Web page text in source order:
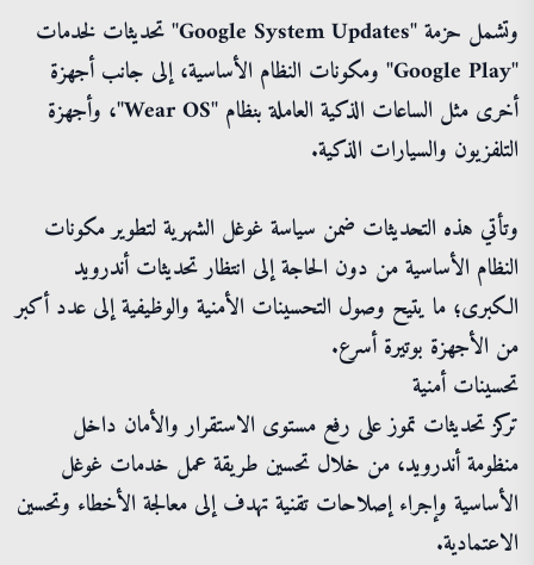
وتشمل حزمة "Google System Updates" تحديثات لخدمات
"Google Play" ومكونات النظام الأساسية، إلى جانب أجهزة
أخرى مثل الساعات الذكية العاملة بنظام "Wear OS"، وأجهزة
التلفزيون والسيارات الذكية.
وتأتي هذه التحديثات ضمن سياسة غوغل الشهرية لتطوير مكونات
النظام الأساسية من دون الحاجة إلى انتظار تحديثات أندرويد
الكبرى؛ ما يتيح وصول التحسينات الأمنية والوظيفية إلى عدد أكبر
من الأجهزة بوتيرة أسرع.
تحسينات أمنية
تركز تحديثات تموز على رفع مستوى الاستقرار والأمان داخل
منظومة أندرويد، من خلال تحسين طريقة عمل خدمات غوغل
الأساسية وإجراء إصلاحات تقنية تهدف إلى معالجة الأخطاء وتحسين
الاعتمادية.